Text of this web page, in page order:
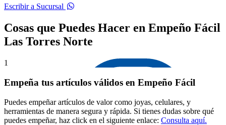
Escribir a Sucursal
Cosas que Puedes Hacer en Empeño Fácil
Las Torres Norte
1
Empeña tus artículos válidos en Empeño Fácil
Puedes empeñar artículos de valor como joyas, celulares, y
herramientas de manera segura y rápida. Si tienes dudas sobre qué
puedes empeñar, haz click en el siguiente enlace: Consulta aquí.